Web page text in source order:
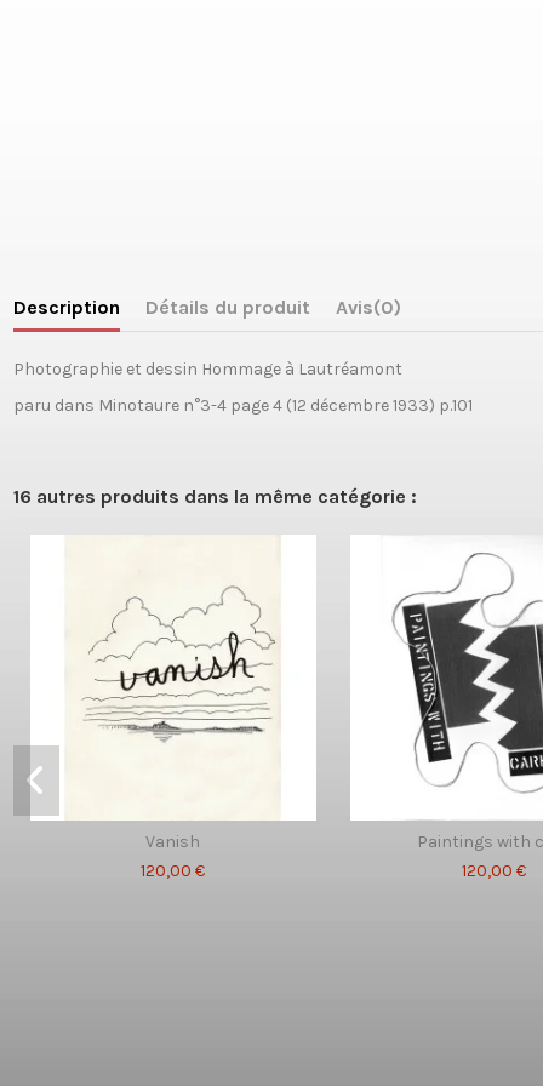
Description Détails du produit Avis(0)
Photographie et dessin Hommage à Lautréamont
paru dans Minotaure n°3-4 page 4 (12 décembre 1933) p.101
16 autres produits dans la même catégorie :
Vanish
120,00 €
Paintings with
120,00 €